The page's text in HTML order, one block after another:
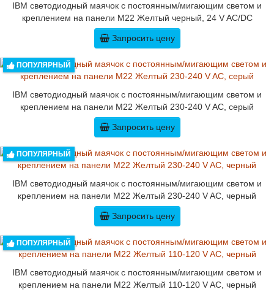
IBM светодиодный маячок с постоянным/мигающим светом и
креплением на панели M22 Желтый черный, 24 V AC/DC
Запросить цену
ПОПУЛЯРНЫЙ
IBM светодиодный маячок с постоянным/мигающим светом и
креплением на панели M22 Желтый 230-240 V AC, серый
Запросить цену
ПОПУЛЯРНЫЙ
IBM светодиодный маячок с постоянным/мигающим светом и
креплением на панели M22 Желтый 230-240 V AC, черный
Запросить цену
ПОПУЛЯРНЫЙ
IBM светодиодный маячок с постоянным/мигающим светом и
креплением на панели M22 Желтый 110-120 V AC, черный